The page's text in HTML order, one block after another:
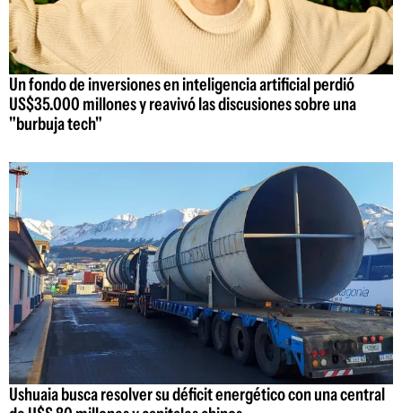
Un fondo de inversiones en inteligencia artificial perdió
US$35.000 millones y reavivó las discusiones sobre una
"burbuja tech"
Ushuaia busca resolver su déficit energético con una central